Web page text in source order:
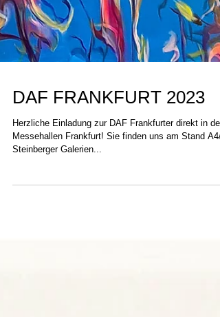
DAF FRANKFURT 2023
Herzliche Einladung zur DAF Frankfurter direkt in den